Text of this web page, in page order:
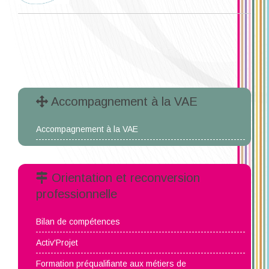
Accompagnement à la VAE
Accompagnement à la VAE
Orientation et reconversion
professionnelle
Bilan de compétences
Activ'Projet
Formation préqualifiante aux métiers de